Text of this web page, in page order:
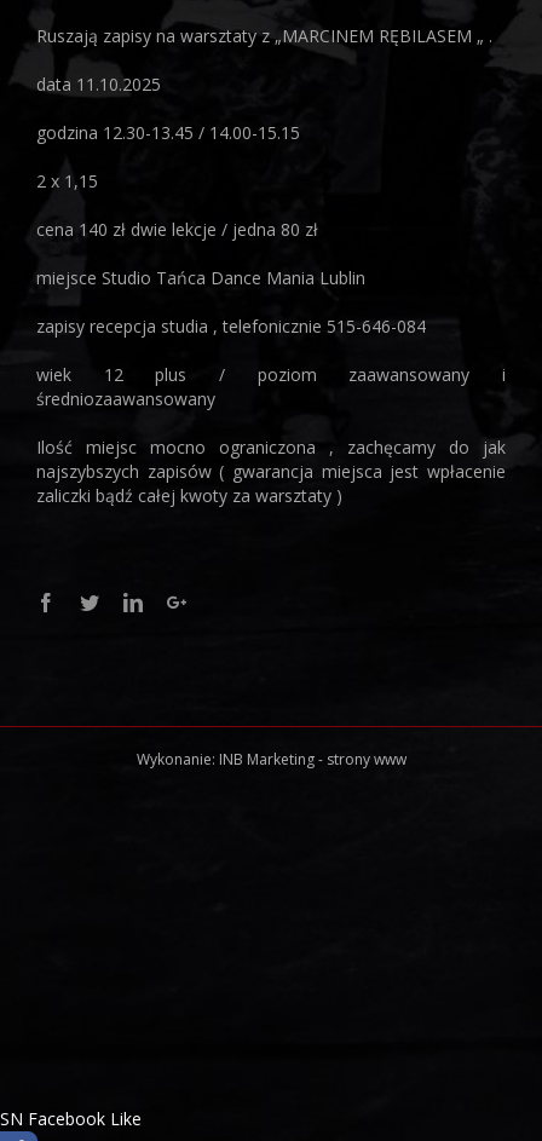
Ruszają zapisy na warsztaty z „MARCINEM RĘBILASEM „ .
data 11.10.2025
godzina 12.30-13.45 / 14.00-15.15
2 x 1,15
cena 140 zł dwie lekcje / jedna 80 zł
miejsce Studio Tańca Dance Mania Lublin
zapisy recepcja studia , telefonicznie 515-646-084
wiek 12 plus / poziom zaawansowany i
średniozaawansowany
Ilość miejsc mocno ograniczona , zachęcamy do jak
najszybszych zapisów ( gwarancja miejsca jest wpłacenie
zaliczki bądź całej kwoty za warsztaty )
Facebook
TwitterLinkedinGoogle+
Wykonanie: INB Marketing- strony www
SN Facebook Like